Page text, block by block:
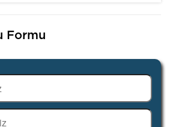
Formu